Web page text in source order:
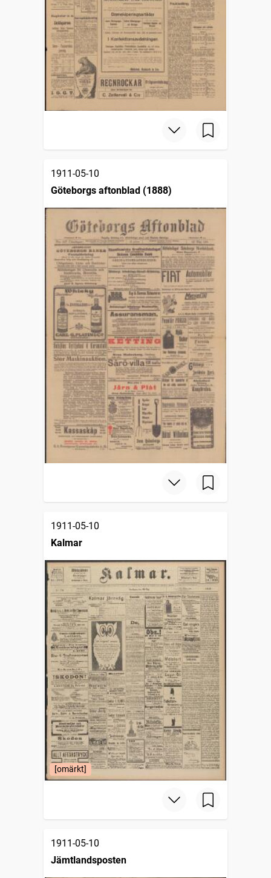
1911-05-10
Göteborgs aftonblad (1888)
1911-05-10
Kalmar
[omärkt]
1911-05-10
Jämtlandsposten